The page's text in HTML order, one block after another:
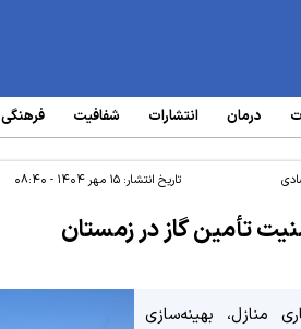
درمان انتشارات شفافیت فرهنگی
تاریخ انتشار:۱۵ مهر ۱۴۰۴ - ۰۸:۴۰
تأمین گاز در زمستان
منازل، بهینه‌سازی